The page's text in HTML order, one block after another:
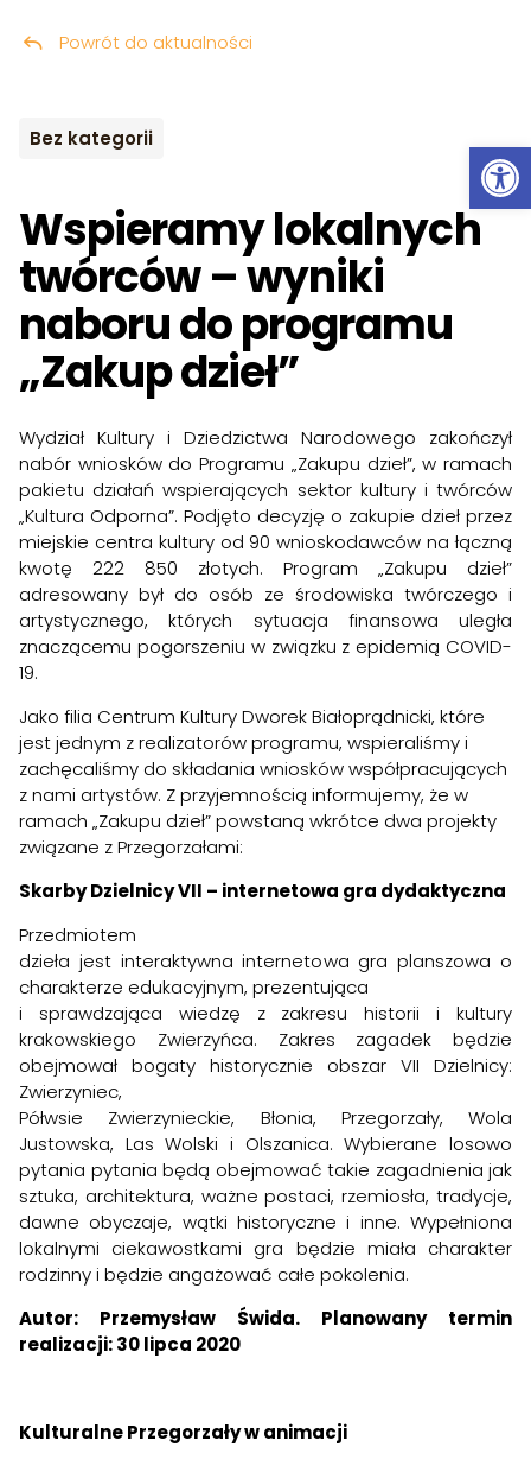
Bez kategorii
Wspieramy lokalnych
twórców – wyniki
naboru do programu
„Zakup dzieł”
Powrót do aktualności
Wydział Kultury i Dziedzictwa Narodowego zakończył
nabór wniosków do Programu „Zakupu dzieł”, w ramach
pakietu działań wspierających sektor kultury i twórców
„Kultura Odporna”. Podjęto decyzję o zakupie dzieł przez
miejskie centra kultury od 90 wnioskodawców na łączną
kwotę 222 850 złotych. Program „Zakupu dzieł”
adresowany był do osób ze środowiska twórczego i
artystycznego, których sytuacja finansowa uległa
znaczącemu pogorszeniu w związku z epidemią COVID-
19.
Jako filia Centrum Kultury Dworek Białoprądnicki, które
jest jednym z realizatorów programu, wspieraliśmy i
zachęcaliśmy do składania wniosków współpracujących
z nami artystów. Z przyjemnością informujemy, że w
ramach „Zakupu dzieł” powstaną wkrótce dwa projekty
związane z Przegorzałami:
Skarby Dzielnicy VII – internetowa gra dydaktyczna
Przedmiotem
dzieła jest interaktywna internetowa gra planszowa o
charakterze edukacyjnym, prezentująca
i sprawdzająca wiedzę z zakresu historii i kultury
krakowskiego Zwierzyńca. Zakres zagadek będzie
obejmował bogaty historycznie obszar VII Dzielnicy:
Zwierzyniec,
Półwsie Zwierzynieckie, Błonia, Przegorzały, Wola
Justowska, Las Wolski i Olszanica. Wybierane losowo
pytania pytania będą obejmować takie zagadnienia jak
sztuka, architektura, ważne postaci, rzemiosła, tradycje,
dawne obyczaje, wątki historyczne i inne. Wypełniona
lokalnymi ciekawostkami gra będzie miała charakter
rodzinny i będzie angażować całe pokolenia.
Autor: Przemysław Świda. Planowany termin
realizacji: 30 lipca 2020
Kulturalne Przegorzały w animacji